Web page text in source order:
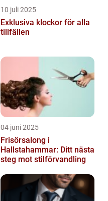
10 juli 2025
Exklusiva klockor för alla
tillfällen
04 juni 2025
Frisörsalong i
Hallstahammar: Ditt nästa
steg mot stilförvandling